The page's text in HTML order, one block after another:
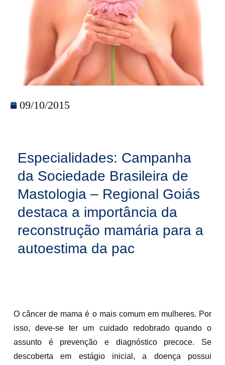
09/10/2015
Especialidades: Campanha
da Sociedade Brasileira de
Mastologia – Regional Goiás
destaca a importância da
reconstrução mamária para a
autoestima da pac
O câncer de mama é o mais comum em mulheres. Por
isso, deve-se ter um cuidado redobrado quando o
assunto é prevenção e diagnóstico precoce. Se
descoberta em estágio inicial, a doença possui